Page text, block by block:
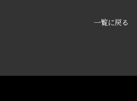
一覧に戻る